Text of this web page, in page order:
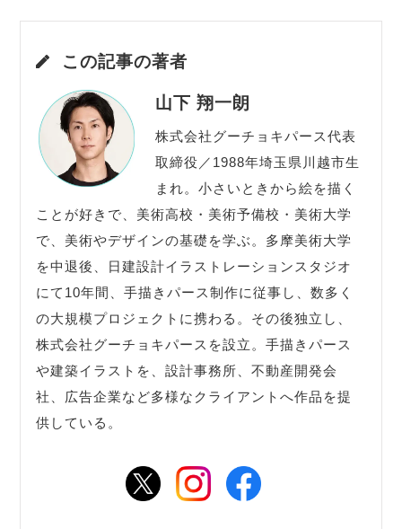
この記事の著者
山下 翔一朗
株式会社グーチョキパース代表
取締役／1988年埼玉県川越市生
まれ。小さいときから絵を描く
ことが好きで、美術高校・美術予備校・美術大学
で、美術やデザインの基礎を学ぶ。多摩美術大学
を中退後、日建設計イラストレーションスタジオ
にて10年間、手描きパース制作に従事し、数多く
の大規模プロジェクトに携わる。その後独立し、
株式会社グーチョキパースを設立。手描きパース
や建築イラストを、設計事務所、不動産開発会
社、広告企業など多様なクライアントへ作品を提
供している。